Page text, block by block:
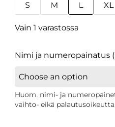
S M L XL
Vain 1 varastossa
Nimi ja numeropainatus
Huom. nimi- ja
vaihto- eikä palautusoikeutta.